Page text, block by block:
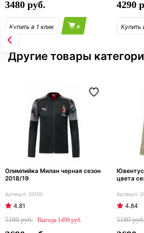
3480
+
4290
Другие товары
Олимпийка Милан черная сезон
2018/19
20100
4.81
5180
1490
Ювентус
цвета
4.84
5180